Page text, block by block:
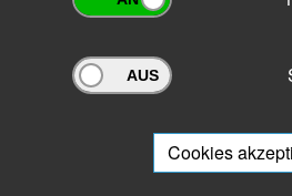
Archivportal Thüringen
Ihnen beratend zur Seite.Cookies